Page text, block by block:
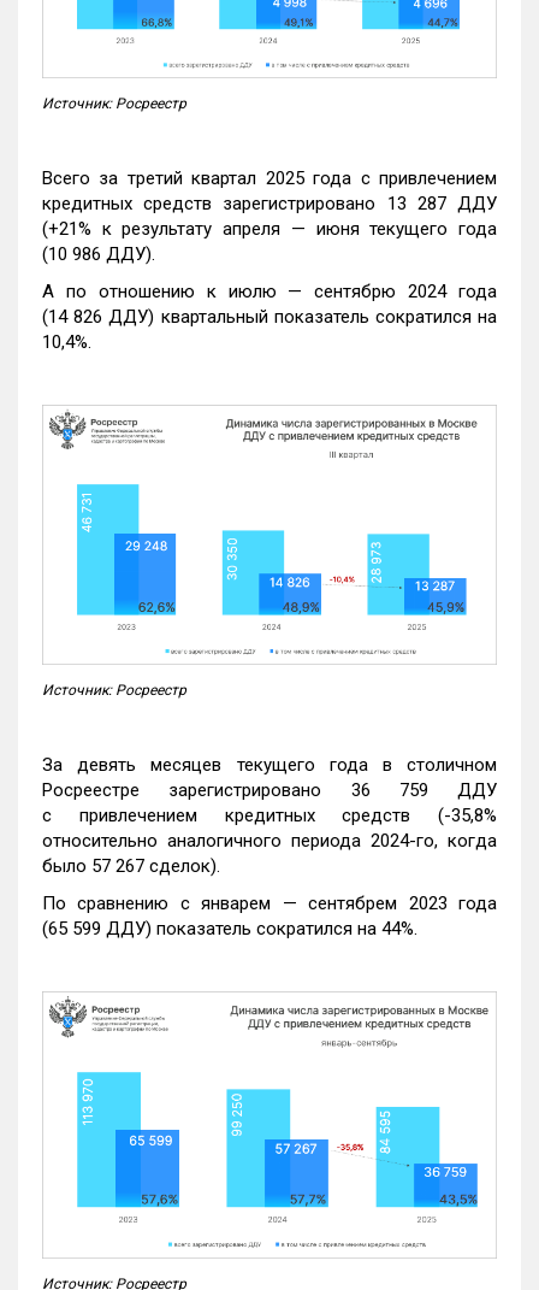
Источник: Росреестр
Всего за третий квартал 2025 года с привлечением
кредитных средств зарегистрировано 13 287 ДДУ
(+21% к результату апреля — июня текущего года
(10 986 ДДУ).
А по отношению к июлю — сентябрю 2024 года
(14 826 ДДУ) квартальный показатель сократился на
10,4%.
Источник: Росреестр
За девять месяцев текущего года в столичном
Росреестре зарегистрировано 36 759 ДДУ
с привлечением кредитных средств (-35,8%
относительно аналогичного периода 2024-го, когда
было 57 267 сделок).
По сравнению с январем — сентябрем 2023 года
(65 599 ДДУ) показатель сократился на 44%.
Источник: Росреестр